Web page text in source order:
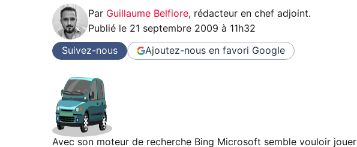
Par Guillaume Belfiore, rédacteur en chef adjoint.
Publié le 21 septembre 2009 à 11h32
Suivez-nous Ajoutez-nous en favori Google
Avec son moteur de recherche Bing Microsoft semble vouloir